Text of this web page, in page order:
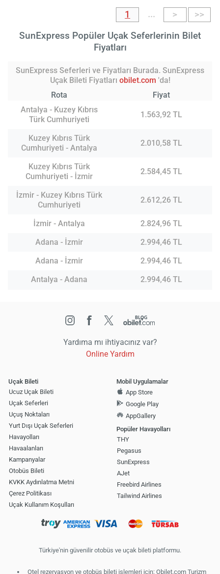
1 ... >
>>
SunExpress Popüler Uçak Seferlerinin Bilet
Fiyatları
SunExpress Seferleri ve Fiyatları Burada. SunExpress
Uçak Bileti Fiyatları obilet.com 'da!
Rota
Fiyat
Antalya - Kuzey Kıbrıs
Türk Cumhuriyeti
1.563,92 TL
Kuzey Kıbrıs Türk
Cumhuriyeti - Antalya
2.010,58 TL
Kuzey Kıbrıs Türk
Cumhuriyeti - İzmir
2.584,45 TL
İzmir - Kuzey Kıbrıs Türk
Cumhuriyeti
2.612,26 TL
İzmir - Antalya
2.824,96 TL
Adana - İzmir
2.994,46 TL
Adana - İzmir
2.994,46 TL
Antalya - Adana
2.994,46 TL
Yardıma mı ihtiyacınız var?
Online Yardım
Uçak Bileti
Ucuz Uçak Bileti
Uçak Seferleri
Uçuş Noktaları
Yurt Dışı Uçak Seferleri
Havayolları
Havaalanları
Kampanyalar
Otobüs Bileti
KVKK Aydınlatma Metni
Çerez Politikası
Uçak Kullanım Koşulları
Mobil Uygulamalar
App Store
Google Play
AppGallery
Popüler Havayolları
THY
Pegasus
SunExpress
AJet
Freebird Airlines
Tailwind Airlines
Türkiye'nin güvenilir otobüs ve uçak bileti platformu.
Otel rezervasyon ve otobüs bileti işlemleri için: Obilet.com Turizm